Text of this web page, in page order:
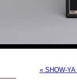
« SHOW-